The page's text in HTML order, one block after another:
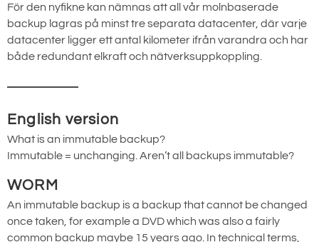
För den nyfikne kan nämnas att all vår molnbaserade
backup lagras på minst tre separata datacenter, där varje
datacenter ligger ett antal kilometer ifrån varandra och har
både redundant elkraft och nätverksuppkoppling.
English version
What is an immutable backup?
Immutable = unchanging. Aren’t all backups immutable?
WORM
An immutable backup is a backup that cannot be changed
once taken, for example a DVD which was also a fairly
common backup maybe 15 years ago. In technical terms,